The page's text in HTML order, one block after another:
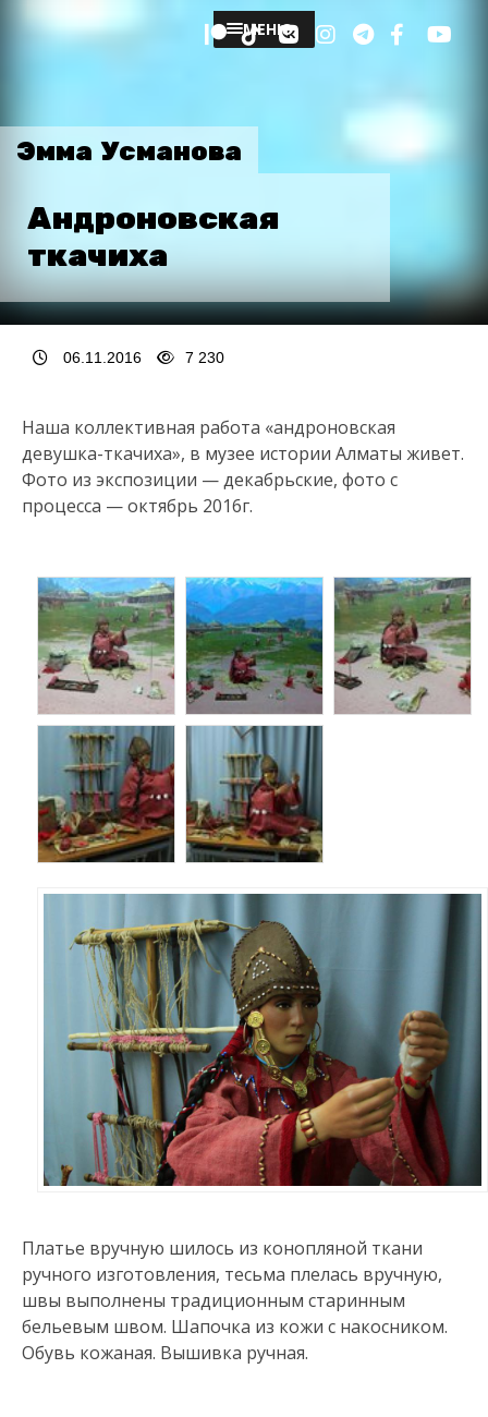
МЕНЮ
Эмма Усманова
Андроновская
ткачиха
06.11.2016 7 230
Наша коллективная работа «андроновская
девушка-ткачиха», в музее истории Алматы живет.
Фото из экспозиции — декабрьские, фото с
процесса — октябрь 2016г.
Платье вручную шилось из конопляной ткани
ручного изготовления, тесьма плелась вручную,
швы выполнены традиционным старинным
бельевым швом. Шапочка из кожи с накосником.
Обувь кожаная. Вышивка ручная.